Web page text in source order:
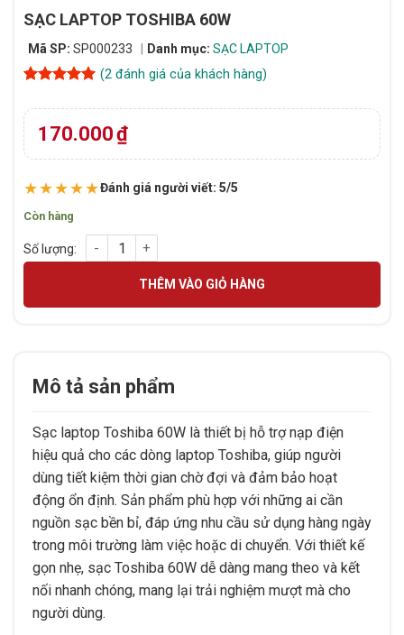
SẠC LAPTOP TOSHIBA 60W
Mã SP: SP000233 Danh mục: SẠC LAPTOP
dựa trên
đánh giá
(2 đánh giá của khách hàng)
170.000₫
★★★★★Đánh giá người viết: 5/5
Còn hàng
SẠC LAPTOP TOSHIBA 60W số lượng
THÊM VÀO GIỎ HÀNG
Mô tả sản phẩm
Sạc laptop Toshiba 60W là thiết bị hỗ trợ nạp điện
hiệu quả cho các dòng laptop Toshiba, giúp người
dùng tiết kiệm thời gian chờ đợi và đảm bảo hoạt
động ổn định. Sản phẩm phù hợp với những ai cần
nguồn sạc bền bỉ, đáp ứng nhu cầu sử dụng hàng ngày
trong môi trường làm việc hoặc di chuyển. Với thiết kế
gọn nhẹ, sạc Toshiba 60W dễ dàng mang theo và kết
nối nhanh chóng, mang lại trải nghiệm mượt mà cho
người dùng.